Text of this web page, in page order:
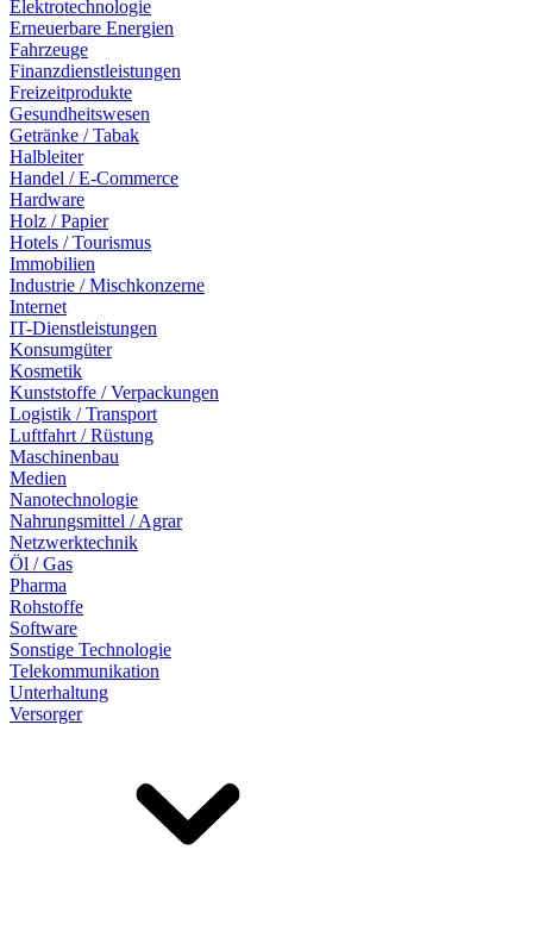
Elektrotechnologie
Erneuerbare Energien
Fahrzeuge
Finanzdienstleistungen
Freizeitprodukte
Gesundheitswesen
Getränke / Tabak
Halbleiter
Handel / E-Commerce
Hardware
Holz / Papier
Hotels / Tourismus
Immobilien
Industrie / Mischkonzerne
Internet
IT-Dienstleistungen
Konsumgüter
Kosmetik
Kunststoffe / Verpackungen
Logistik / Transport
Luftfahrt / Rüstung
Maschinenbau
Medien
Nanotechnologie
Nahrungsmittel / Agrar
Netzwerktechnik
Öl / Gas
Pharma
Rohstoffe
Software
Sonstige Technologie
Telekommunikation
Unterhaltung
Versorger